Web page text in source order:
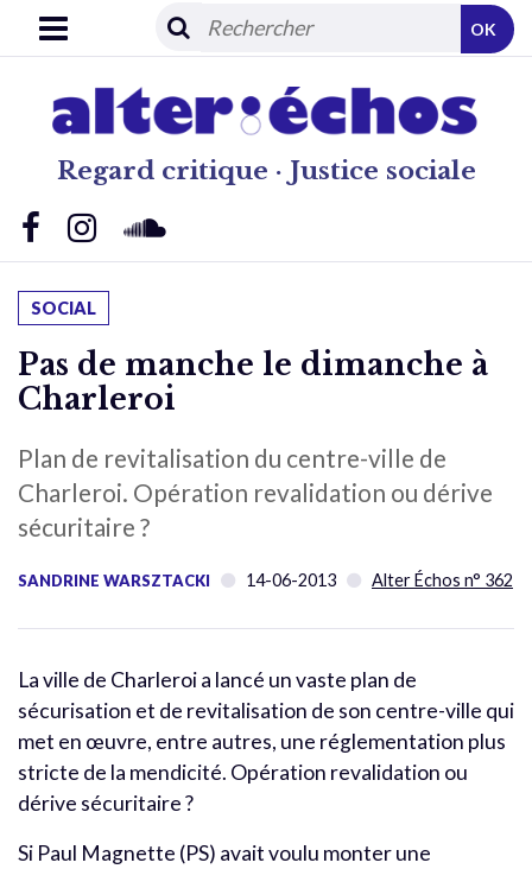
Regard critique · Justice sociale
OK
SOCIAL
Pas de manche le dimanche à
Charleroi
Plan de revitalisation du centre-ville de
Charleroi. Opération revalidation ou dérive
sécuritaire ?
SANDRINE WARSZTACKI 14-06-2013 Alter Échos n° 362
La ville de Charleroi a lancé un vaste plan de
sécurisation et de revitalisation de son centre-ville qui
met en œuvre, entre autres, une réglementation plus
stricte de la mendicité. Opération revalidation ou
dérive sécuritaire ?
Si Paul Magnette (PS) avait voulu monter une